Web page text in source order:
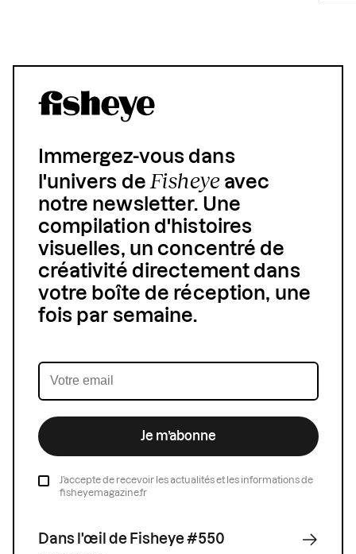
Immergez-vous dans
l'univers de Fisheyeavec
notre newsletter. Une
compilation d'histoires
visuelles, un concentré de
créativité directement dans
votre boîte de réception, une
fois par semaine.
Je m’abonne
J’accepte de recevoir les actualités et les informations de
fisheyemagazine.fr
Dans l'œil de Fisheye #550